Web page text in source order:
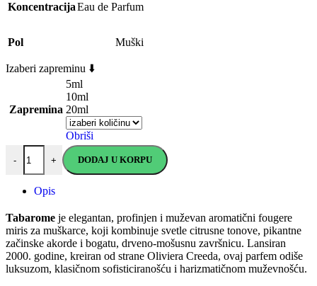
KoncentracijaEau de Parfum
Pol Muški
Izaberi zapreminu ⬇️
Zapremina
5ml
10ml
20ml
Obriši
- + DODAJ U KORPU
Opis
Tabarome je elegantan, profinjen i muževan aromatični fougere
miris za muškarce, koji kombinuje svetle citrusne tonove, pikantne
začinske akorde i bogatu, drveno-mošusnu završnicu. Lansiran
2000. godine, kreiran od strane Oliviera Creeda, ovaj parfem odiše
luksuzom, klasičnom sofisticiranošću i harizmatičnom muževnošću.